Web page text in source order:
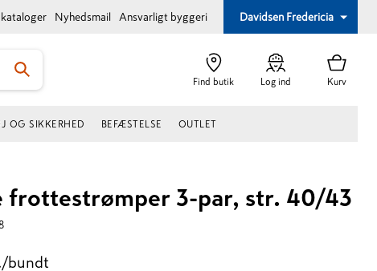
Nyhedsmail Ansvarligt byggeri Davidsen Fredericia
Find butik Log ind Kurv
OG SIKKERHED BEFÆSTELSE OUTLET
frottestrømper 3-par, str. 40/43
bundt